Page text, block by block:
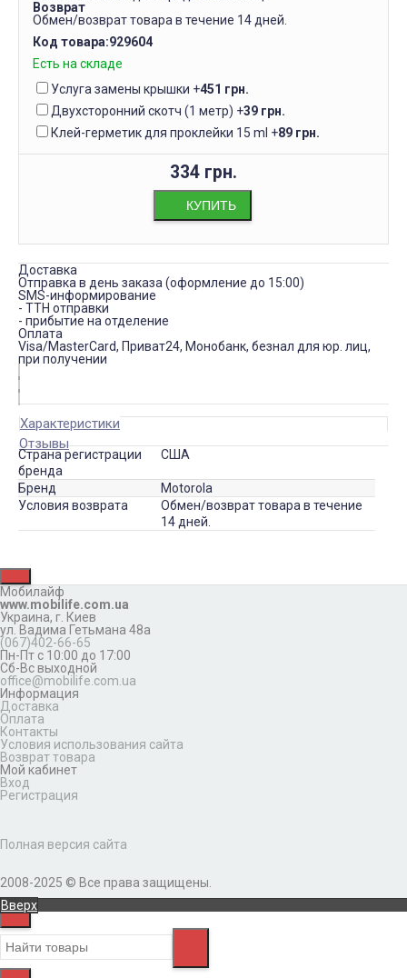
Возврат
Обмен/возврат товара в течение 14 дней.
Код товара:929604
Есть на складе
Услуга замены крышки +451 грн.
Двухсторонний скотч (1 метр) +39 грн.
Клей-герметик для проклейки 15 ml +89 грн.
334 грн.
КУПИТЬ
Доставка
Отправка в день заказа (оформление до 15:00)
SMS-информирование
- ТТН отправки
- прибытие на отделение
Оплата
Visa/MasterCard, Приват24, Монобанк, безнал для юр. лиц,
при получении
Характеристики
Отзывы
Страна регистрации
бренда
США
Бренд
Motorola
Условия возврата
Обмен/возврат товара в течение
14 дней.
Мобилайф
www.mobilife.com.ua
Украина, г. Киев
ул. Вадима Гетьмана 48а
(067)402-66-65
Пн-Пт с 10:00 до 17:00
Сб-Вс выходной
office@mobilife.com.ua
Информация
Доставка
Оплата
Контакты
Условия использования сайта
Возврат товара
Мой кабинет
Вход
Регистрация
Полная версия сайта
2008-2025 © Все права защищены.
Вверх